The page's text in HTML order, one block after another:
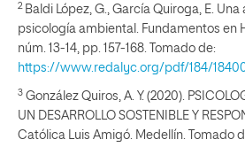
2Baldi López, G., García Quiroga, E.
psicología ambiental. Fundamentos en
núm. 13-14, pp. 157-168. Tomado de:
https://www.redalyc.org/pdf/184/
3 González Quiros, A. Y. (2020).
UN DESARROLLO SOSTENIBLE Y
Católica Luis Amigó. Medellín. Tomado